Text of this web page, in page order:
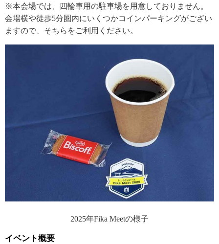
※本会場では、四輪車用の駐車場を用意しておりません。
会場横や徒歩5分圏内にいくつかコインパーキングがござい
ますので、そちらをご利用ください。
2025年Fika Meetの様子
イベント概要